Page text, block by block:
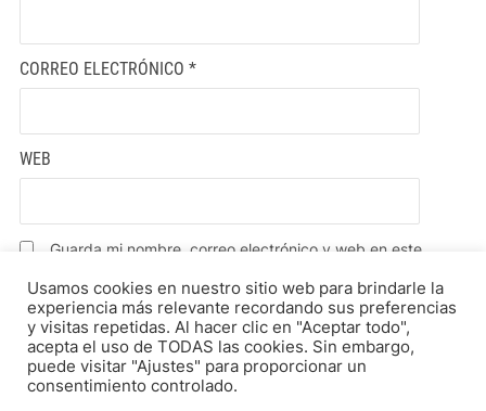
CORREO ELECTRÓNICO *
WEB
Guarda mi nombre, correo electrónico y web en este
Usamos cookies en nuestro sitio web para brindarle la
experiencia más relevante recordando sus preferencias
y visitas repetidas. Al hacer clic en "Aceptar todo",
acepta el uso de TODAS las cookies. Sin embargo,
puede visitar "Ajustes" para proporcionar un
consentimiento controlado.